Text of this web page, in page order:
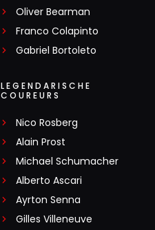
Oliver Bearman
Franco Colapinto
Gabriel Bortoleto
LEGENDARISCHE
COUREURS
Nico Rosberg
Alain Prost
Michael Schumacher
Alberto Ascari
Ayrton Senna
Gilles Villeneuve